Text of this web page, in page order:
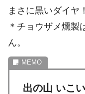
まさに黒いダイヤ！
＊チョウザメ燻製
ん。
出の山 いこ